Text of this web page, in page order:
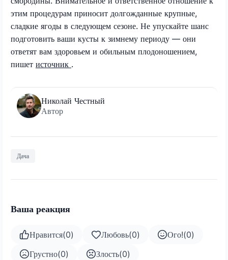
этим процедурам приносит долгожданные крупные,
сладкие ягоды в следующем сезоне. Не упускайте шанс
подготовить ваши кусты к зимнему периоду — они
ответят вам здоровьем и обильным плодоношением,
пишет источник .
Николай Честный
Автор
Дача
Ваша реакция
Нравится(0) Любовь(0) Ого!(0)
Грустно(0) Злость(0)